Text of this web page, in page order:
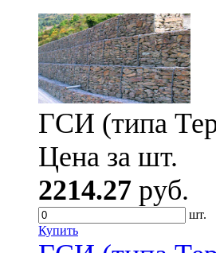
ГСИ (типа
Цена за шт.
2214.27 руб.
шт.
Купить